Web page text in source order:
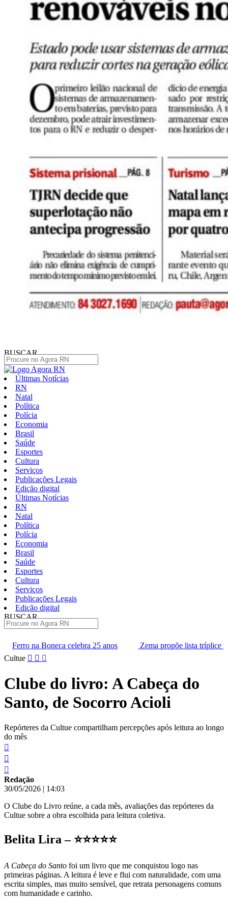
BUSCAR
Últimas Notícias
RN
Natal
Política
Polícia
Economia
Brasil
Saúde
Esportes
Cultura
Serviços
Publicações Legais
Edição digital
Últimas Notícias
RN
Natal
Política
Polícia
Economia
Brasil
Saúde
Esportes
Cultura
Serviços
Publicações Legais
Edição digital
BUSCAR
celebra 25 anos
Zema propõe lista tríplice para escolha
Pular
conteúdo
Cultue
Clube do livro: A Cabeça do
Santo, de Socorro Acioli
Repórteres da Cultue compartilham percepções após leitura ao longo
do mês
Redação
30/05/2026 | 14:03
O Clube do Livro reúne, a cada mês, avaliações das repórteres da
Cultue sobre a obra escolhida para leitura coletiva.
Belita Lira –⭐⭐⭐⭐⭐
A Cabeça do Santo foi um livro que me conquistou logo nas
primeiras páginas. A leitura é leve e flui com naturalidade, com uma
escrita simples, mas muito sensível, que retrata personagens comuns
com humanidade e carinho.